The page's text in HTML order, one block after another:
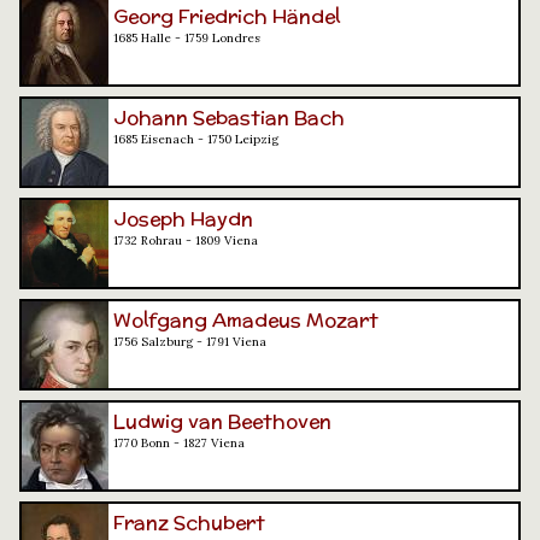
Georg Friedrich Händel
1685 Halle - 1759 Londres
Johann Sebastian Bach
1685 Eisenach - 1750 Leipzig
Joseph Haydn
1732 Rohrau - 1809 Viena
Wolfgang Amadeus Mozart
1756 Salzburg - 1791 Viena
Ludwig van Beethoven
1770 Bonn - 1827 Viena
Franz Schubert